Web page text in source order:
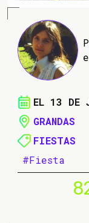
EL 13 DE
GRANDAS
FIESTAS
#Fiesta